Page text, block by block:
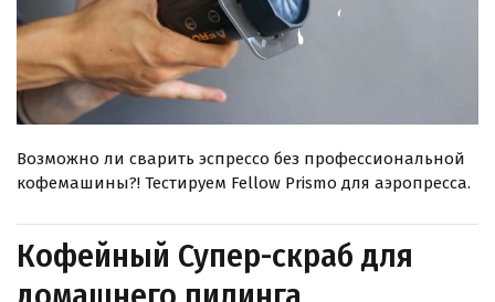
Возможно ли сварить эспрессо без профессиональной
кофемашины?! Тестируем Fellow Prismo для аэропресса.
Кофейный Супер-скраб для